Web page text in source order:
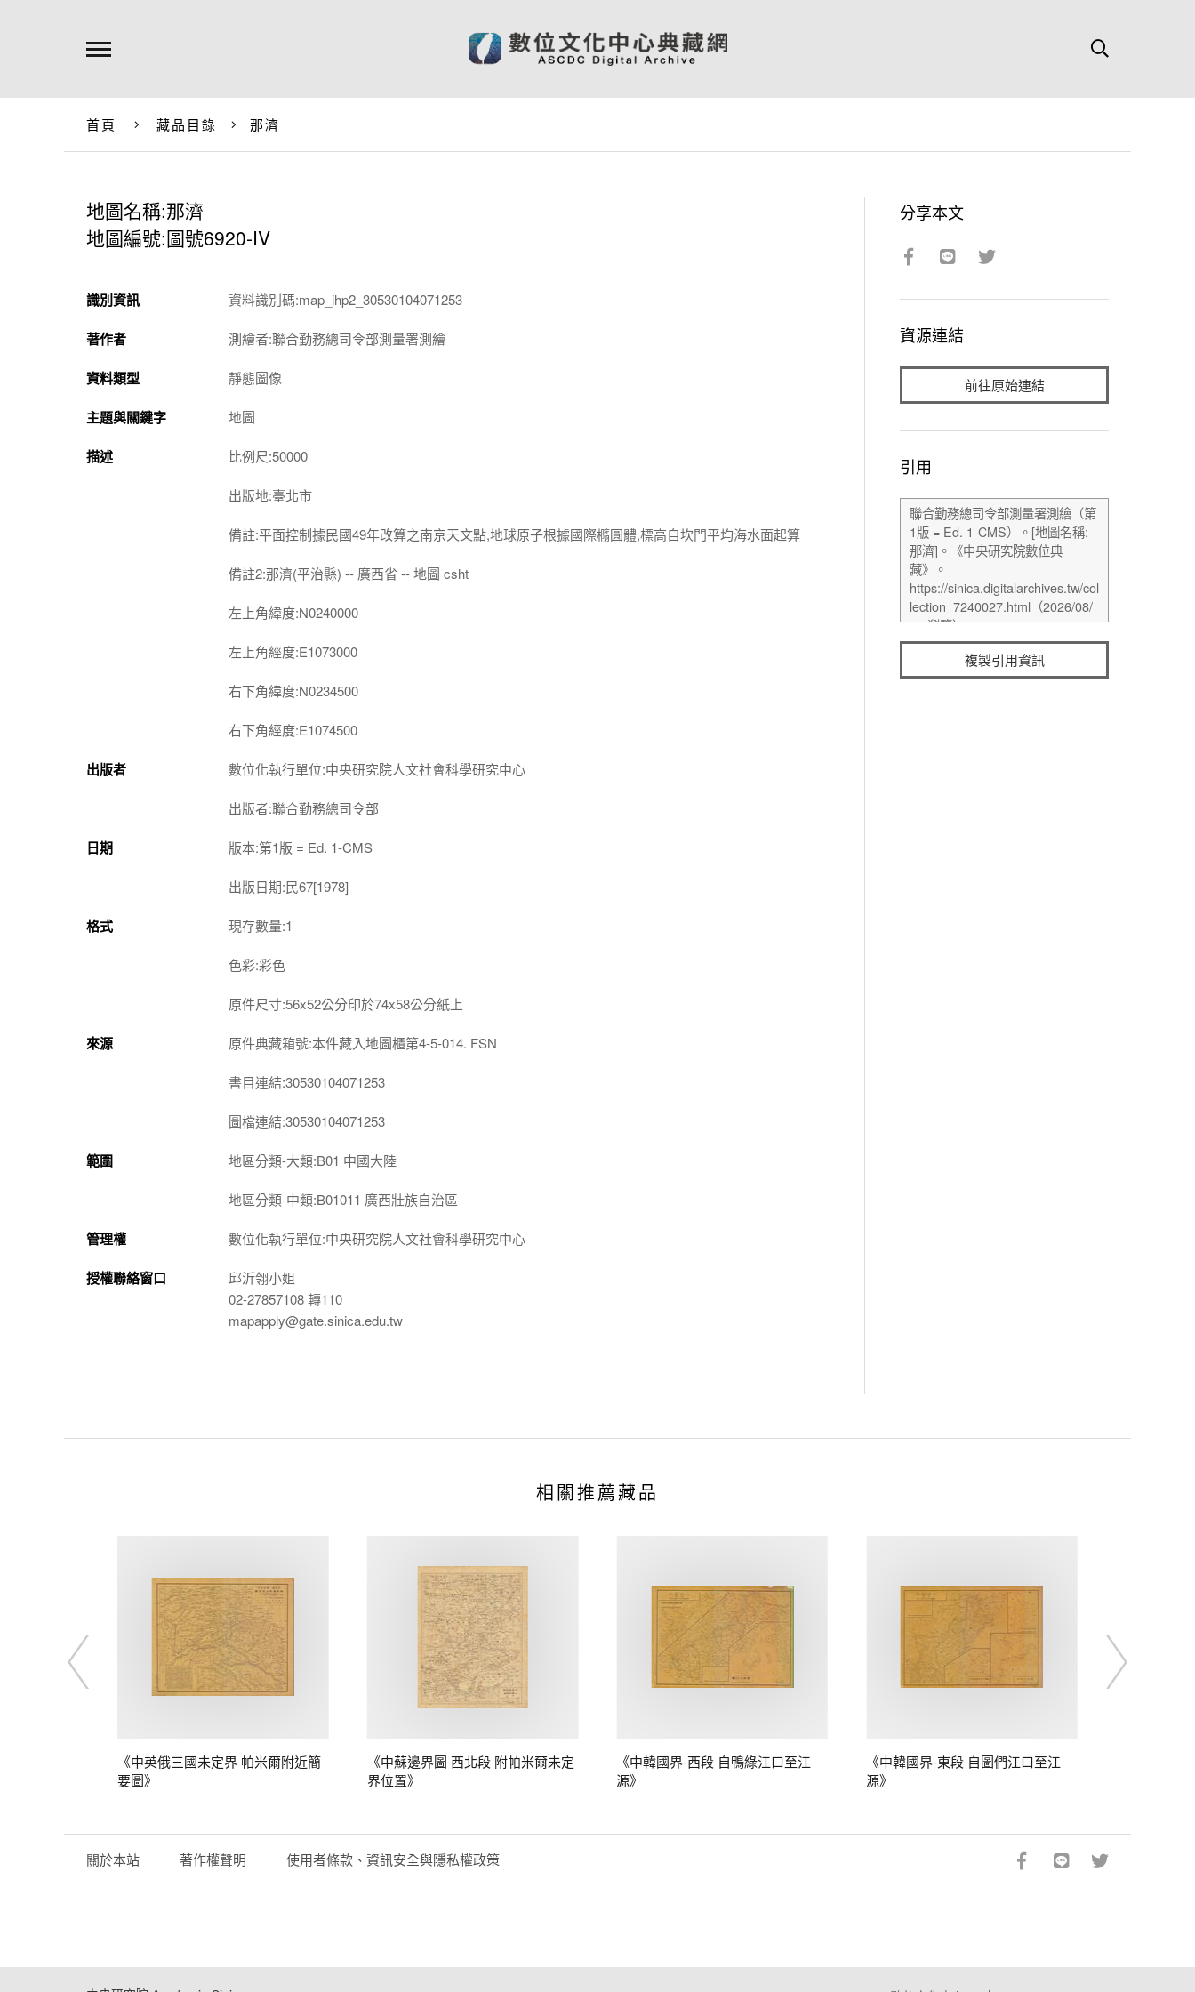
首頁 藏品目錄 那濟
地圖名稱:那濟
地圖編號:圖號6920-IV
識別資訊 資料識別碼:map_ihp2_30530104071253
著作者 測繪者:聯合勤務總司令部測量署測繪
資料類型 靜態圖像
主題與關鍵字 地圖
描述 比例尺:50000
出版地:臺北市
備註:平面控制據民國49年改算之南京天文點,地球原子根據國際橢圓體,標高自坎門平均海水面起算
備註2:那濟(平治縣) -- 廣西省 -- 地圖 csht
左上角緯度:N0240000
左上角經度:E1073000
右下角緯度:N0234500
右下角經度:E1074500
出版者 數位化執行單位:中央研究院人文社會科學研究中心
出版者:聯合勤務總司令部
日期 版本:第1版 = Ed. 1-CMS
出版日期:民67[1978]
格式 現存數量:1
色彩:彩色
原件尺寸:56x52公分印於74x58公分紙上
來源 原件典藏箱號:本件藏入地圖櫃第4-5-014. FSN
書目連結:30530104071253
圖檔連結:30530104071253
範圍 地區分類-大類:B01 中國大陸
地區分類-中類:B01011 廣西壯族自治區
管理權 數位化執行單位:中央研究院人文社會科學研究中心
授權聯絡窗口
邱沂翎小姐
02-27857108 轉110
mapapply@gate.sinica.edu.tw
分享本文
資源連結
前往原始連結
引用
複製引用資訊
相關推薦藏品
《中英俄三國未定界 帕米爾附近簡
要圖》
《中蘇邊界圖 西北段 附帕米爾未定
界位置》
《中韓國界-西段 自鴨綠江口至江
源》
《中韓國界-東段 自圖們江口至江
源》
關於本站 著作權聲明 使用者條款、資訊安全與隱私權政策